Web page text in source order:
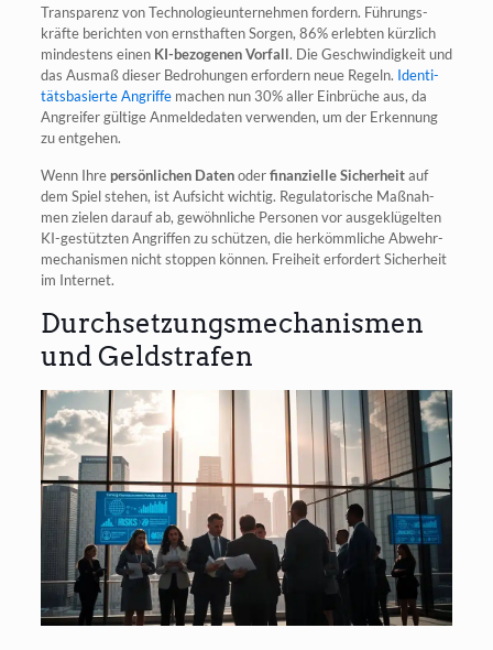
Trans­pa­renz von Tech­no­lo­gie­un­ter­neh­men for­dern. Füh­rungs­
kräf­te berich­ten von ernst­haf­ten Sor­gen, 86% erleb­ten kürz­lich
min­des­tens einen KI-bezo­ge­nen Vor­fall. Die Geschwin­dig­keit und
das Aus­maß die­ser Bedro­hun­gen erfor­dern neue Regeln. Iden­ti­
täts­ba­sier­te Angrif­femachen nun 30% aller Ein­brü­che aus, da
Angrei­fer gül­ti­ge Anmel­de­da­ten ver­wen­den, um der Erken­nung
zu entgehen.
Wenn Ihre per­sön­li­chen Datenoderfinan­zi­el­le Sicher­heitauf
dem Spiel ste­hen, ist Auf­sicht wich­tig. Regu­la­to­ri­sche Maß­nah­
men zie­len dar­auf ab, gewöhn­li­che Per­so­nen vor aus­ge­klü­gel­ten
KI-gestütz­ten Angrif­fen zu schüt­zen, die her­kömm­li­che Abwehr­
me­cha­nis­men nicht stop­pen kön­nen. Frei­heit erfor­dert Sicher­heit
im Internet.
Durchsetzungsmechanismen
und Geldstrafen